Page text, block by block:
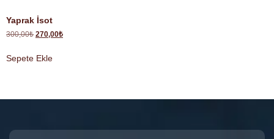
Yaprak İsot
300,00₺ 270,00₺
Sepete Ekle